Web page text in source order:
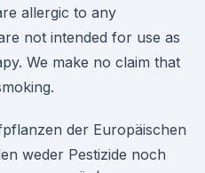
allergic to any
not intended for use as
We make no claim that
der Europäischen
weder Pestizide noch